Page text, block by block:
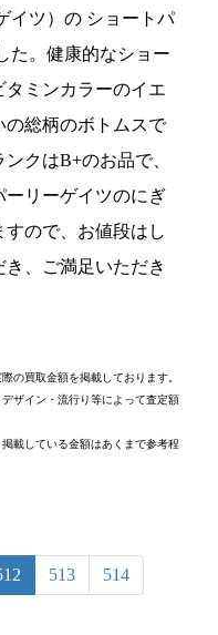
イツ）の ショートパ
た。健康的なショー
タミンカラーのイエ
の総柄のボトムスで
クはB+のお品で、
ーリーゲイツのにぎ
ので、お値段はし
、ご満足いただき
の買取金額を掲載しております。
ザイン・流行り等によって査定額
載している金額はあくまで参考程
513 514